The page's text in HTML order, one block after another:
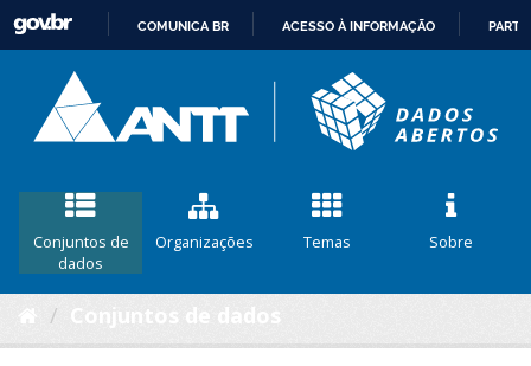
CONTEÚDO
COMUNICA BR ACESSO À INFORMAÇÃO
Conjuntos de
dados
Organizações Temas Sobre